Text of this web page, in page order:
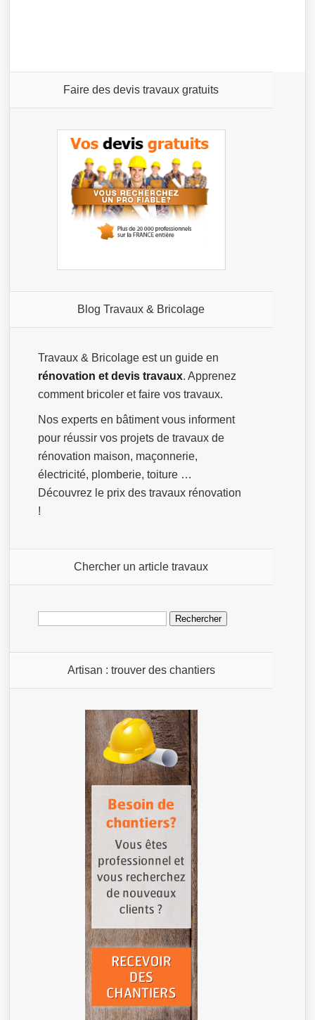
Faire des devis travaux gratuits
Blog Travaux & Bricolage
Travaux & Bricolage est un guide en
rénovation et devis travaux. Apprenez
comment bricoler et faire vos travaux.
Nos experts en bâtiment vous informent
pour réussir vos projets de travaux de
rénovation maison, maçonnerie,
électricité, plomberie, toiture …
Découvrez le prix des travaux rénovation
!
Chercher un article travaux
Rechercher :
Artisan : trouver des chantiers